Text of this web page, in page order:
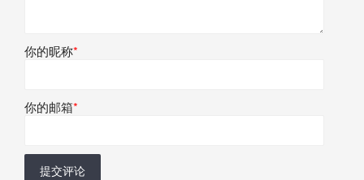
你的昵称*
你的邮箱*
提交评论